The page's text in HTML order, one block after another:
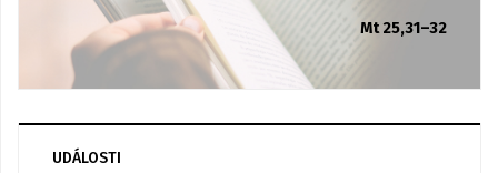
Mt 25,31–32
UDÁLOSTI